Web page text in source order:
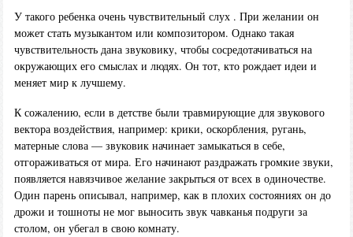
У такого ребенка очень чувствительный слух . При желании он
может стать музыкантом или композитором. Однако такая
чувствительность дана звуковику, чтобы сосредотачиваться на
окружающих его смыслах и людях. Он тот, кто рождает идеи и
меняет мир к лучшему.
К сожалению, если в детстве были травмирующие для звукового
вектора воздействия, например: крики, оскорбления, ругань,
матерные слова — звуковик начинает замыкаться в себе,
отгораживаться от мира. Его начинают раздражать громкие звуки,
появляется навязчивое желание закрыться от всех в одиночестве.
Один парень описывал, например, как в плохих состояниях он до
дрожи и тошноты не мог выносить звук чавканья подруги за
столом, он убегал в свою комнату.